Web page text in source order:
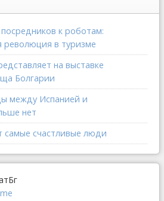
к роботам:
революция в туризме
на выставке
Болгарии
между Испанией и
нет
самые счастливые люди